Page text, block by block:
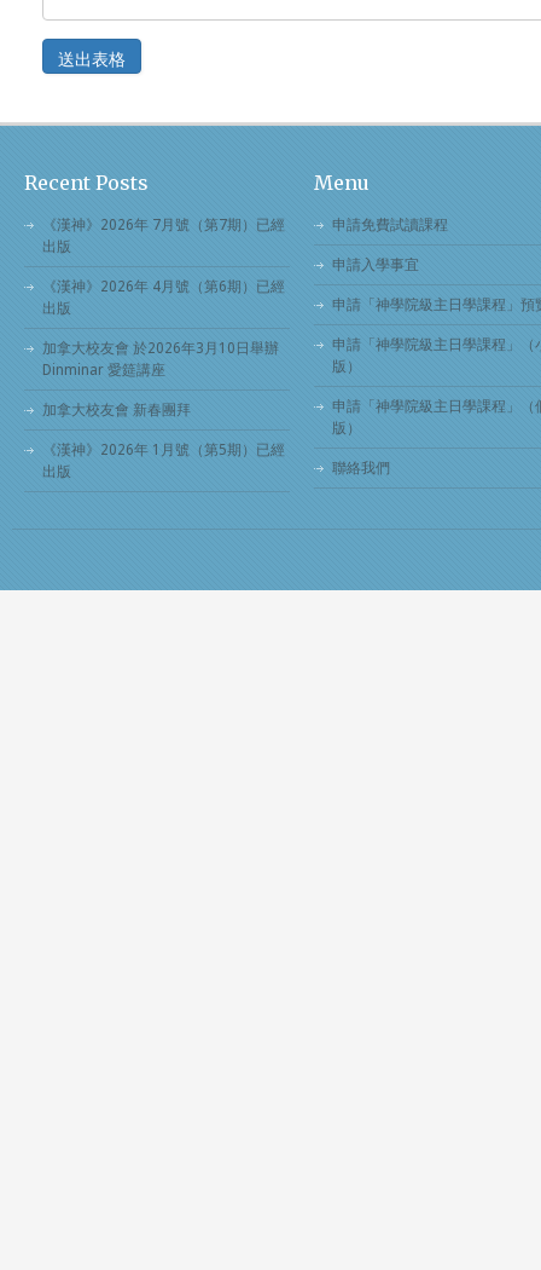
送出表格
Recent Posts
《漢神》2026年 7月號（第7期）已經
出版
《漢神》2026年 4月號（第6期）已經
出版
加拿大校友會 於2026年3月10日舉辦
Dinminar 愛筵講座
加拿大校友會 新春團拜
《漢神》2026年 1月號（第5期）已經
出版
Menu
申請免費試讀課程
申請入學事宜
申請「神學院級主日學課程」預
申請「神學院級主日學課程」（
版）
申請「神學院級主日學課程」（
版）
聯絡我們